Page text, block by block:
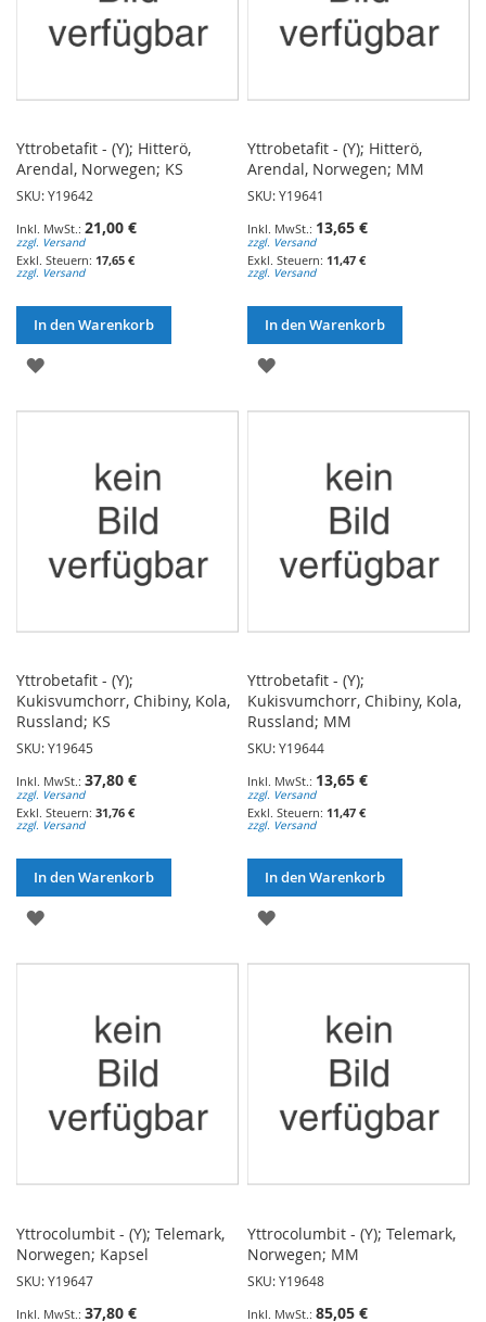
Yttrobetafit - (Y); Hitterö,
Arendal, Norwegen; KS
SKU: Y19642
21,00 €
zzgl. Versand
17,65 €
zzgl. Versand
In den Warenkorb
ZUR
Yttrobetafit - (Y); Hitterö,
Arendal, Norwegen; MM
SKU: Y19641
13,65 €
zzgl. Versand
11,47 €
zzgl. Versand
In den Warenkorb
ZUR
Yttrobetafit - (Y);
Kukisvumchorr, Chibiny, Kola,
Russland; KS
SKU: Y19645
37,80 €
zzgl. Versand
31,76 €
zzgl. Versand
In den Warenkorb
ZUR
Yttrobetafit - (Y);
Kukisvumchorr, Chibiny, Kola,
Russland; MM
SKU: Y19644
13,65 €
zzgl. Versand
11,47 €
zzgl. Versand
In den Warenkorb
ZUR
Yttrocolumbit - (Y); Telemark,
Norwegen; Kapsel
SKU: Y19647
37,80 €
Yttrocolumbit - (Y); Telemark,
Norwegen; MM
SKU: Y19648
85,05 €